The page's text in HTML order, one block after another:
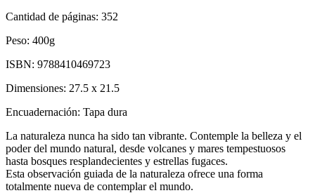
Cantidad de páginas: 352
Peso: 400g
ISBN: 9788410469723
Dimensiones: 27.5 x 21.5
Encuadernación: Tapa dura
La naturaleza nunca ha sido tan vibrante. Contemple la belleza y el
poder del mundo natural, desde volcanes y mares tempestuosos
hasta bosques resplandecientes y estrellas fugaces.
Esta observación guiada de la naturaleza ofrece una forma
totalmente nueva de contemplar el mundo.